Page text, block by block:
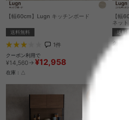
【幅60cm】Lugn キッチンボード
送料無料
1件
クーポン利用で
¥14,560→ ¥12,958
在庫：△
【幅
ネット
送料
クーポ